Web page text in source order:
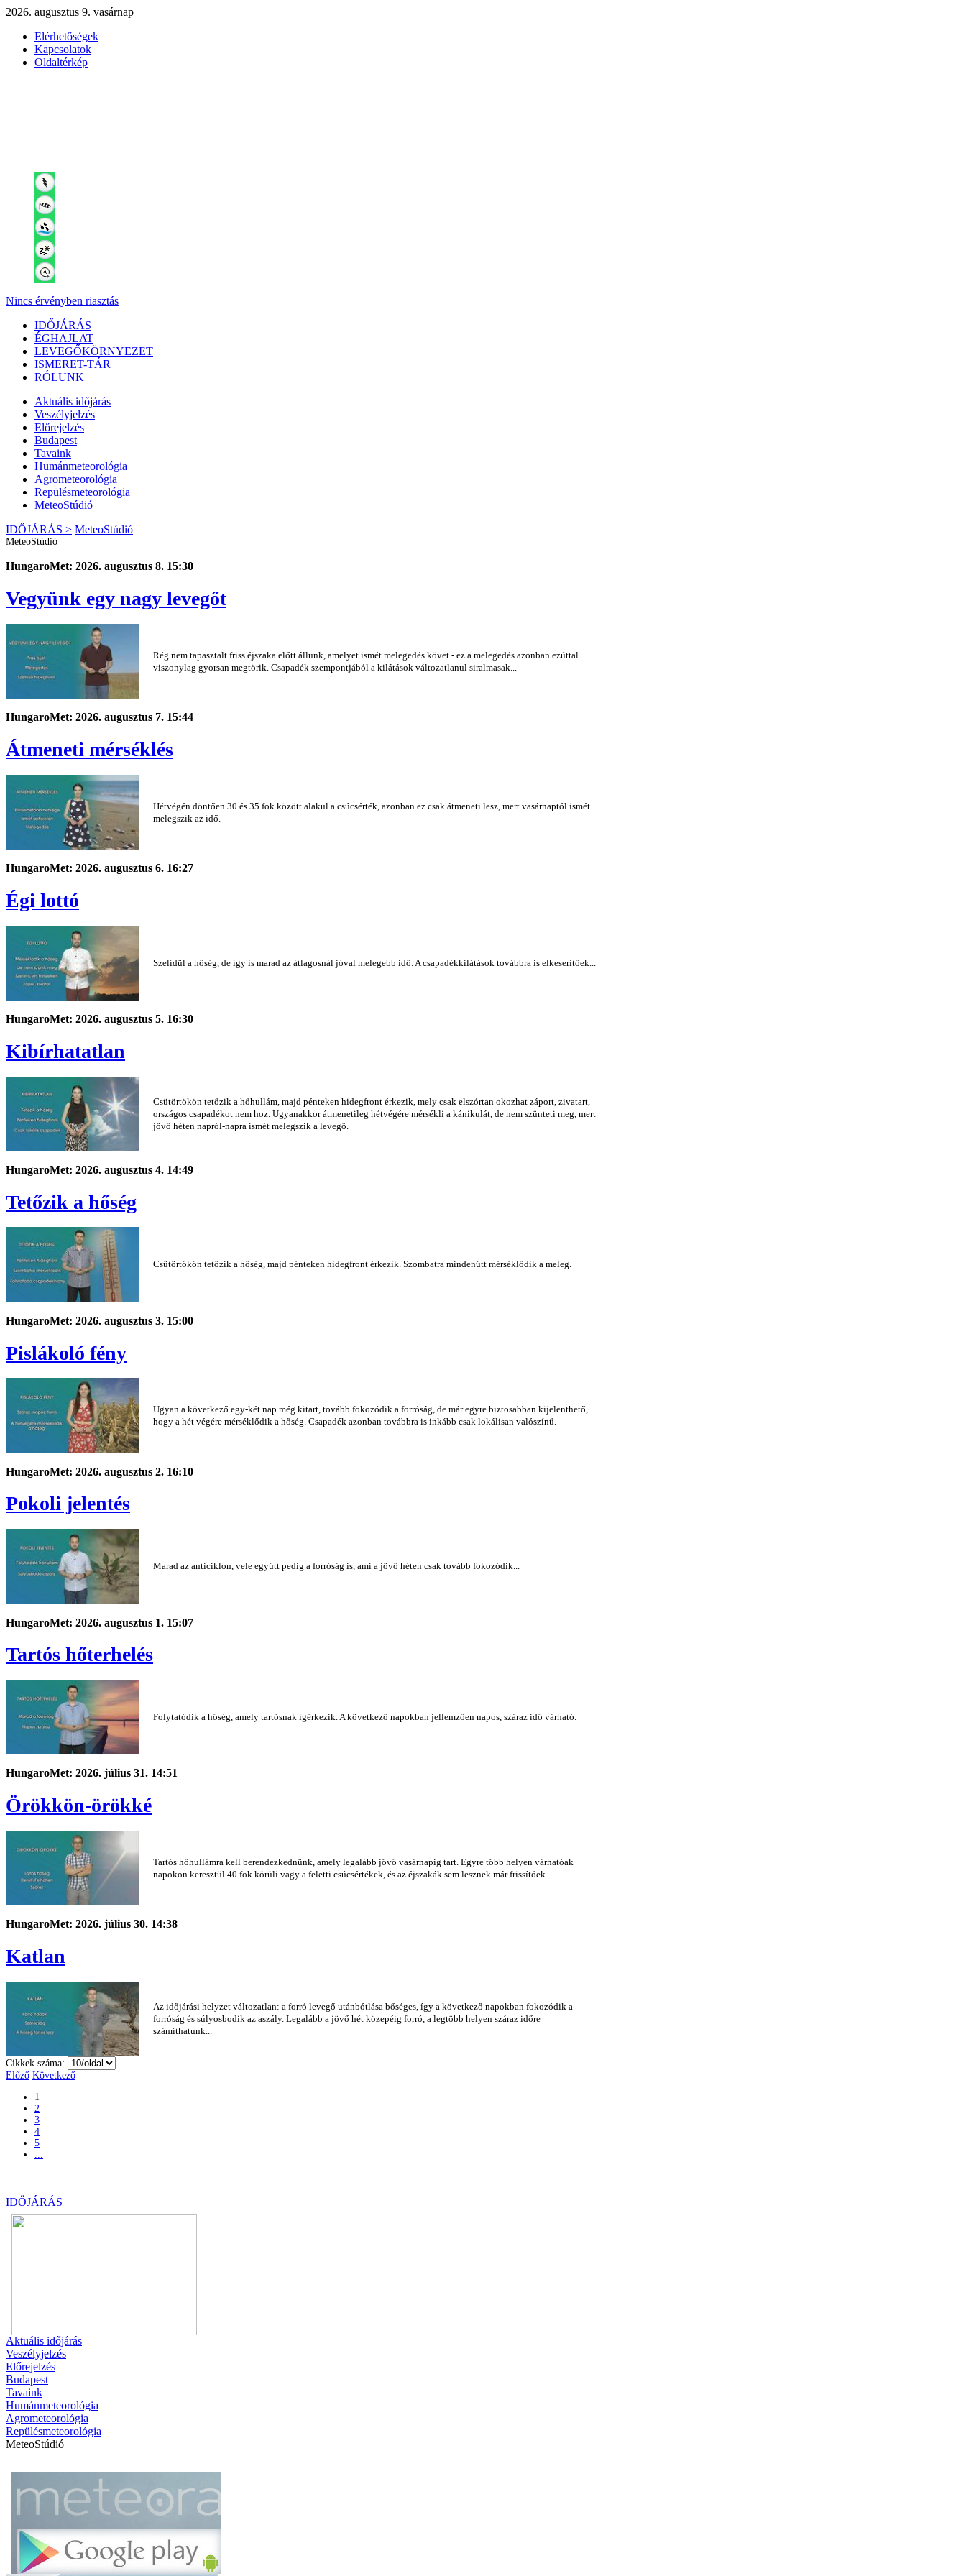
2026. augusztus 9. vasárnap
Elérhetőségek
Kapcsolatok
Oldaltérkép
Nincs érvényben riasztás
IDŐJÁRÁS
ÉGHAJLAT
LEVEGŐKÖRNYEZET
ISMERET-TÁR
RÓLUNK
Aktuális időjárás
Veszélyjelzés
Előrejelzés
Budapest
Tavaink
Humánmeteorológia
Agrometeorológia
Repülésmeteorológia
MeteoStúdió
IDŐJÁRÁS > MeteoStúdió
MeteoStúdió
HungaroMet: 2026. augusztus 8. 15:30
Vegyünk egy nagy levegőt
Rég nem tapasztalt friss éjszaka előtt állunk, amelyet ismét melegedés követ - ez a melegedés azonban ezúttal
viszonylag gyorsan megtörik. Csapadék szempontjából a kilátások változatlanul siralmasak...
HungaroMet: 2026. augusztus 7. 15:44
Átmeneti mérséklés
Hétvégén döntően 30 és 35 fok között alakul a csúcsérték, azonban ez csak átmeneti lesz, mert vasárnaptól ismét
melegszik az idő.
HungaroMet: 2026. augusztus 6. 16:27
Égi lottó
Szelídül a hőség, de így is marad az átlagosnál jóval melegebb idő. A csapadékkilátások továbbra is elkeserítőek...
HungaroMet: 2026. augusztus 5. 16:30
Kibírhatatlan
Csütörtökön tetőzik a hőhullám, majd pénteken hidegfront érkezik, mely csak elszórtan okozhat záport, zivatart,
országos csapadékot nem hoz. Ugyanakkor átmenetileg hétvégére mérsékli a kánikulát, de nem szünteti meg, mert
jövő héten napról-napra ismét melegszik a levegő.
HungaroMet: 2026. augusztus 4. 14:49
Tetőzik a hőség
Csütörtökön tetőzik a hőség, majd pénteken hidegfront érkezik. Szombatra mindenütt mérséklődik a meleg.
HungaroMet: 2026. augusztus 3. 15:00
Pislákoló fény
Ugyan a következő egy-két nap még kitart, tovább fokozódik a forróság, de már egyre biztosabban kijelenthető,
hogy a hét végére mérséklődik a hőség. Csapadék azonban továbbra is inkább csak lokálisan valószínű.
HungaroMet: 2026. augusztus 2. 16:10
Pokoli jelentés
Marad az anticiklon, vele együtt pedig a forróság is, ami a jövő héten csak tovább fokozódik...
HungaroMet: 2026. augusztus 1. 15:07
Tartós hőterhelés
Folytatódik a hőség, amely tartósnak ígérkezik. A következő napokban jellemzően napos, száraz idő várható.
HungaroMet: 2026. július 31. 14:51
Örökkön-örökké
Tartós hőhullámra kell berendezkednünk, amely legalább jövő vasárnapig tart. Egyre több helyen várhatóak
napokon keresztül 40 fok körüli vagy a feletti csúcsértékek, és az éjszakák sem lesznek már frissítőek.
HungaroMet: 2026. július 30. 14:38
Katlan
Az időjárási helyzet változatlan: a forró levegő utánbótlása bőséges, így a következő napokban fokozódik a
forróság és súlyosbodik az aszály. Legalább a jövő hét közepéig forró, a legtöbb helyen száraz időre
számíthatunk...
Cikkek száma:
Előző Következő
1
2
3
4
5
IDŐJÁRÁS
Aktuális időjárás
Veszélyjelzés
Előrejelzés
Budapest
Tavaink
Humánmeteorológia
Agrometeorológia
Repülésmeteorológia
MeteoStúdió